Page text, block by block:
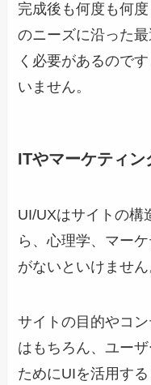
完成後も何度も何
のニーズに沿った
く必要があるので
いません。
ITやマーケティン
UI/UXはサイトの構
ら、心理学、マー
がないといけません
サイトの目的やコ
はもちろん、ユー
ためにUIを活用する